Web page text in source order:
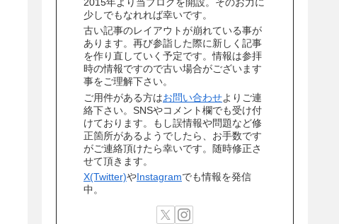
少しでもなれれば幸いです。
古い記事のレイアウトが崩れている事が
あります。再び参詣した際に新しく記事
を作り直していく予定です。情報は参拝
時の情報ですので古い場合がございます
事をご理解下さい。
ご用件がある方はお問い合わせよりご連
絡下さい。SNSやコメント欄でも受け付
けております。もし誤情報や問題など修
正箇所があるようでしたら、お手数です
がご連絡頂けたら幸いです。随時修正さ
せて頂きます。
X(Twitter)やInstagramでも情報を発信
中。